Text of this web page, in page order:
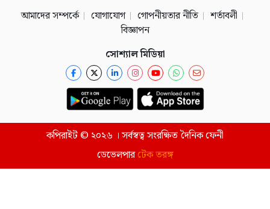
আমাদের সম্পর্কে
যোগাযোগ গোপনীয়তার নীতি
শর্তাবলী
বিজ্ঞাপন
সোশ্যাল মিডিয়া
কপিরাইট © ২০২৬ । সর্বস্বত্ব সংরক্ষিত দৈনিক ফেনী
ডেভেলপারটেক তরঙ্গ